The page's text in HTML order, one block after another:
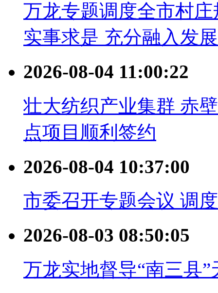
万龙专题调度全市村
实事求是 充分融入发
2026-08-04 11:00:22
壮大纺织产业集群 赤
点项目顺利签约
2026-08-04 10:37:00
市委召开专题会议 调
2026-08-03 08:50:05
万龙实地督导“南三县